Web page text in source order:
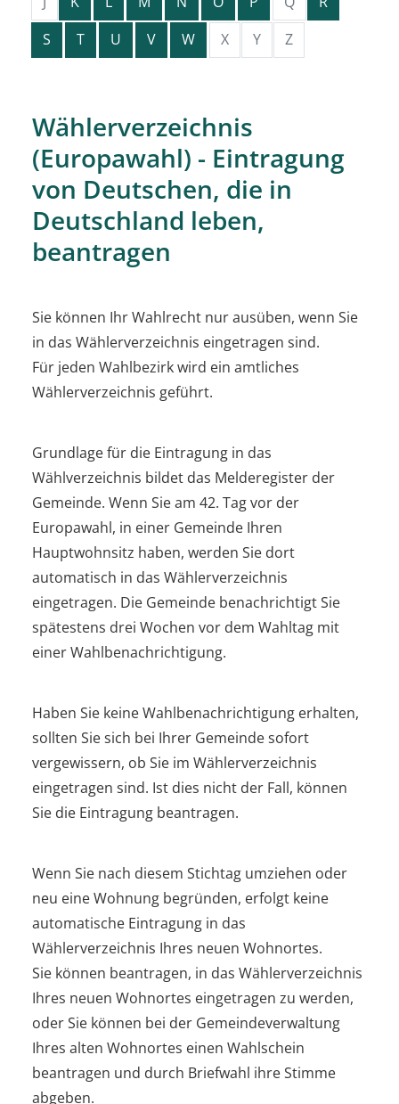
S
T U V W X Y Z
Wählerverzeichnis
(Europawahl) - Eintragung
von Deutschen, die in
Deutschland leben,
beantragen
Sie können Ihr Wahlrecht nur ausüben, wenn Sie
in das Wählerverzeichnis eingetragen sind.
Für jeden Wahlbezirk wird ein amtliches
Wählerverzeichnis geführt.
Grundlage für die Eintragung in das
Wählverzeichnis bildet das Melderegister der
Gemeinde. Wenn Sie am 42. Tag vor der
Europawahl, in einer Gemeinde Ihren
Hauptwohnsitz haben, werden Sie dort
automatisch in das Wählerverzeichnis
eingetragen. Die Gemeinde benachrichtigt Sie
spätestens drei Wochen vor dem Wahltag mit
einer Wahlbenachrichtigung.
Haben Sie keine Wahlbenachrichtigung erhalten,
sollten Sie sich bei Ihrer Gemeinde sofort
vergewissern, ob Sie im Wählerverzeichnis
eingetragen sind. Ist dies nicht der Fall, können
Sie die Eintragung beantragen.
Wenn Sie nach diesem Stichtag umziehen oder
neu eine Wohnung begründen, erfolgt keine
automatische Eintragung in das
Wählerverzeichnis Ihres neuen Wohnortes.
Sie können beantragen, in das Wählerverzeichnis
Ihres neuen Wohnortes eingetragen zu werden,
oder Sie können bei der Gemeindeverwaltung
Ihres alten Wohnortes einen Wahlschein
beantragen und durch Briefwahl ihre Stimme
abgeben.